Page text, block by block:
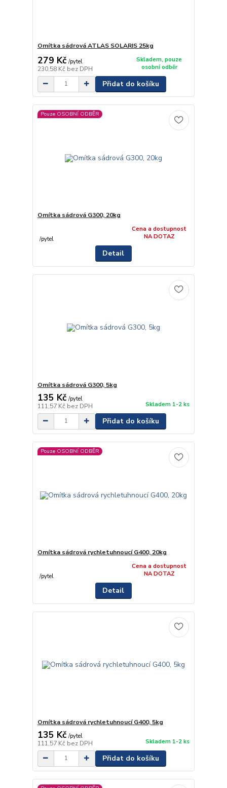
Omítka sádrová ATLAS SOLARIS 25kg
279 Kč /pytel
230,58 Kč bez DPH
Skladem, pouze
osobní odběr
Přidat do košíku
Pouze OSOBNÍ ODBĚR
Omítka sádrová G300, 20kg
/pytel
Cena a dostupnost
NA DOTAZ
Detail
Omítka sádrová G300, 5kg
135 Kč /pytel
111,57 Kč bez DPH Skladem 1-2 ks
Přidat do košíku
Pouze OSOBNÍ ODBĚR
Omítka sádrová rychletuhnoucí G400, 20kg
/pytel
Cena a dostupnost
NA DOTAZ
Detail
Omítka sádrová rychletuhnoucí G400, 5kg
135 Kč /pytel
111,57 Kč bez DPH Skladem 1-2 ks
Přidat do košíku